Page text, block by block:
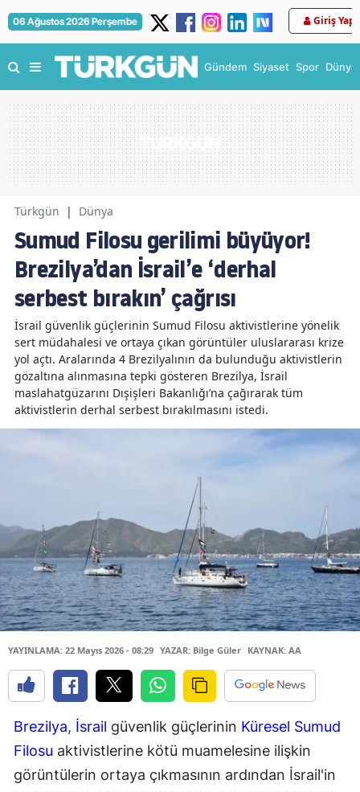
06 Ağustos 2026 Perşembe Giriş Yap
Gündem Siyaset Spor Dünya
Türkgün | Dünya
Sumud Filosu gerilimi büyüyor!
Brezilya’dan İsrail’e ‘derhal
serbest bırakın’ çağrısı
İsrail güvenlik güçlerinin Sumud Filosu aktivistlerine yönelik
sert müdahalesi ve ortaya çıkan görüntüler uluslararası krize
yol açtı. Aralarında 4 Brezilyalının da bulunduğu aktivistlerin
gözaltına alınmasına tepki gösteren Brezilya, İsrail
maslahatgüzarını Dışişleri Bakanlığı’na çağırarak tüm
aktivistlerin derhal serbest bırakılmasını istedi.
YAYINLAMA: 22 Mayıs 2026 - 08:29 YAZAR: Bilge Güler KAYNAK: AA
Brezilya, İsrail güvenlik güçlerinin Küresel Sumud
Filosu aktivistlerine kötü muamelesine ilişkin
görüntülerin ortaya çıkmasının ardından İsrail'in